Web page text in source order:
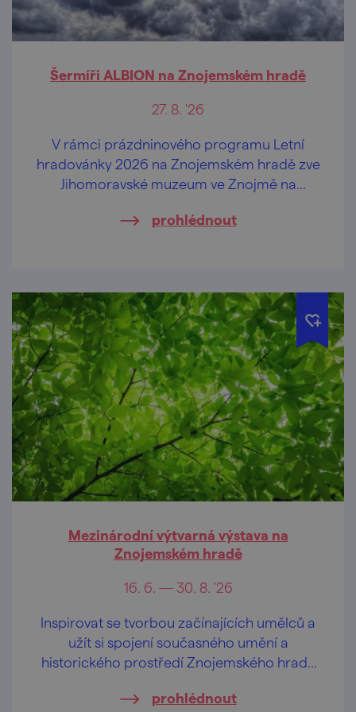
Šermíři ALBION na Znojemském hradě
27. 8. '26
V rámci prázdninového programu Letní
hradovánky 2026 na Znojemském hradě zve
Jihomoravské muzeum ve Znojmě na
prohlédnout
Mezinárodní výtvarná výstava na
Znojemském hradě
16. 6. — 30. 8. '26
Inspirovat se tvorbou začínajících umělců a
užít si spojení současného umění a
historického prostředí Znojemského hradu
června a potrvá až do 30. srpna 2026.
prohlédnout